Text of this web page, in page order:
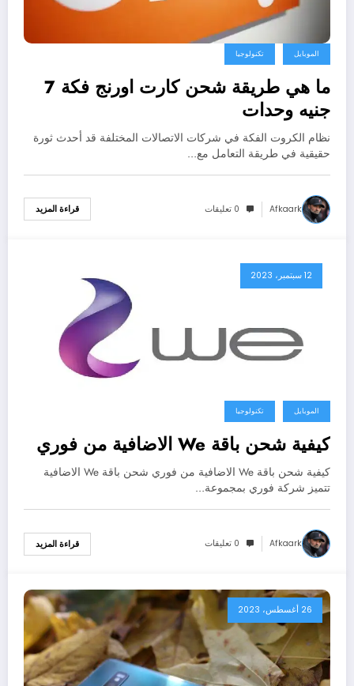
الموبايل تكنولوجيا
ما هي طريقة شحن كارت اورنج فكة 7
جنيه وحدات
نظام الكروت الفكة في شركات الاتصالات المختلفة قد أحدث ثورة
حقيقية في طريقة التعامل مع…
Afkaark 0 تعليقات قراءة المزيد
12 سبتمبر، 2023
الموبايل تكنولوجيا
كيفية شحن باقة We الاضافية من فوري
كيفية شحن باقة We الاضافية من فوري شحن باقة We الاضافية
تتميز شركة فوري بمجموعة…
Afkaark 0 تعليقات قراءة المزيد
26 أغسطس، 2023